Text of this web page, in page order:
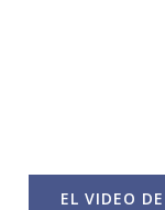
EL VIDEO